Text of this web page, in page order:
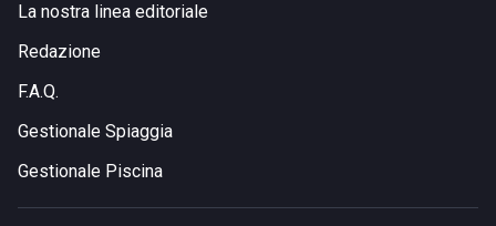
La nostra linea editoriale
Redazione
F.A.Q.
Gestionale Spiaggia
Gestionale Piscina